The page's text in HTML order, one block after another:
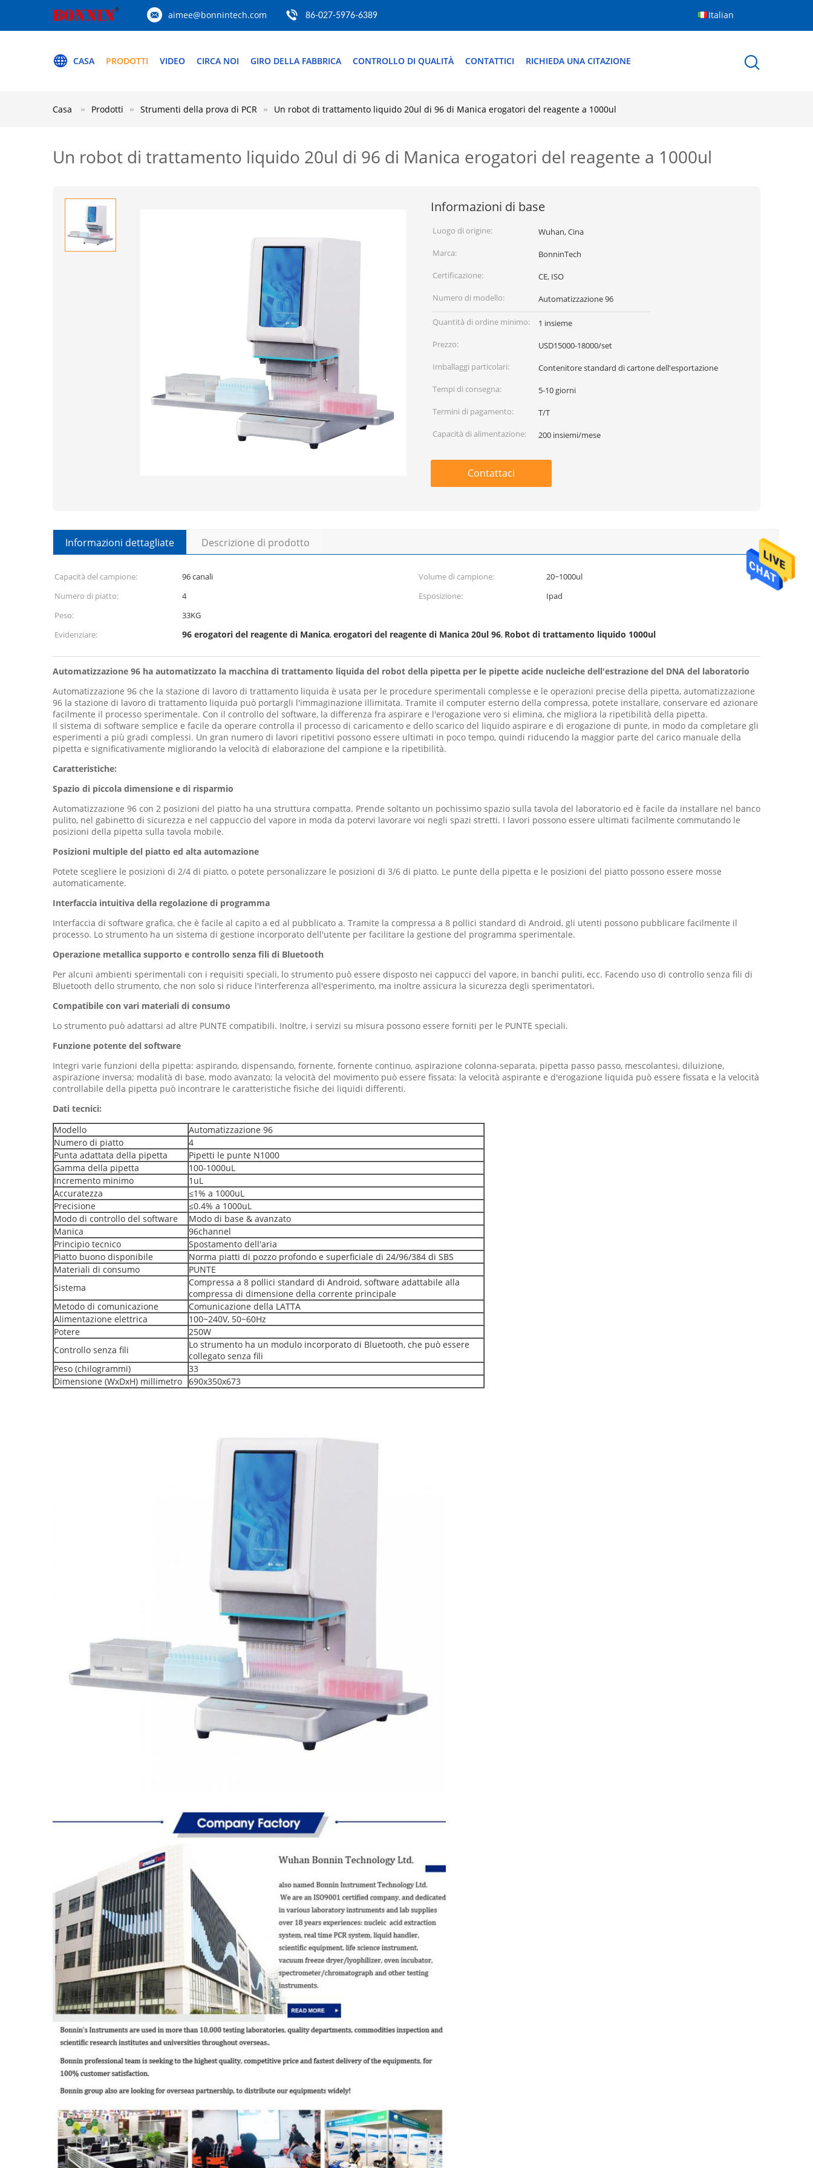
aimee@bonnintech.com 86-027-5976-6389 Italian
CASA PRODOTTI VIDEO CIRCA NOI GIRO DELLA FABBRICA CONTROLLO DI QUALITÀ CONTATTICI RICHIEDA UNA CITAZIONE
Casa Prodotti Strumenti della prova di PCR Un robot di trattamento liquido 20ul di 96 di Manica erogatori del reagente a 1000ul
Un robot di trattamento liquido 20ul di 96 di Manica erogatori del reagente a 1000ul
Informazioni di base
Luogo di origine:
Wuhan, Cina
Marca:
BonninTech
Certificazione:
CE, ISO
Numero di modello:
Automatizzazione 96
Quantità di ordine minimo:
1 insieme
Prezzo:
USD15000-18000/set
Imballaggi particolari:
Contenitore standard di cartone dell'esportazione
Tempi di consegna:
5-10 giorni
Termini di pagamento:
T/T
Capacità di alimentazione:
200 insiemi/mese
Contattaci
Informazioni dettagliate Descrizione di prodotto
Capacità del campione: 96 canali Volume di campione:
20~1000ul
Numero di piatto:
4 Esposizione:
Ipad
Peso:
33KG
Evidenziare:
96 erogatori del reagente di Manica,erogatori del reagente di Manica 20ul 96, Robot di trattamento liquido 1000ul
Automatizzazione 96 ha automatizzato la macchina di trattamento liquida del robot della pipetta per le pipette acide nucleiche dell'estrazione del DNA del laboratorio
Automatizzazione 96 che la stazione di lavoro di trattamento liquida è usata per le procedure sperimentali complesse e le operazioni precise della pipetta, automatizzazione
96 la stazione di lavoro di trattamento liquida può portargli l'immaginazione illimitata. Tramite il computer esterno della compressa, potete installare, conservare ed azionare
facilmente il processo sperimentale. Con il controllo del software, la differenza fra aspirare e l'erogazione vero si elimina, che migliora la ripetibilità della pipetta.
Il sistema di software semplice e facile da operare controlla il processo di caricamento e dello scarico del liquido aspirare e di erogazione di punte, in modo da completare gli
esperimenti a più gradi complessi. Un gran numero di lavori ripetitivi possono essere ultimati in poco tempo, quindi riducendo la maggior parte del carico manuale della
pipetta e significativamente migliorando la velocità di elaborazione del campione e la ripetibilità.
Caratteristiche:
Spazio di piccola dimensione e di risparmio
Automatizzazione 96 con 2 posizioni del piatto ha una struttura compatta. Prende soltanto un pochissimo spazio sulla tavola del laboratorio ed è facile da installare nel banco
pulito, nel gabinetto di sicurezza e nel cappuccio del vapore in moda da potervi lavorare voi negli spazi stretti. I lavori possono essere ultimati facilmente commutando le
posizioni della pipetta sulla tavola mobile.
Posizioni multiple del piatto ed alta automazione
Potete scegliere le posizioni di 2/4 di piatto, o potete personalizzare le posizioni di 3/6 di piatto. Le punte della pipetta e le posizioni del piatto possono essere mosse
automaticamente.
Interfaccia intuitiva della regolazione di programma
Interfaccia di software grafica, che è facile al capito a ed al pubblicato a. Tramite la compressa a 8 pollici standard di Android, gli utenti possono pubblicare facilmente il
processo. Lo strumento ha un sistema di gestione incorporato dell'utente per facilitare la gestione del programma sperimentale.
Operazione metallica supporto e controllo senza fili di Bluetooth
Per alcuni ambienti sperimentali con i requisiti speciali, lo strumento può essere disposto nei cappucci del vapore, in banchi puliti, ecc. Facendo uso di controllo senza fili di
Bluetooth dello strumento, che non solo si riduce l'interferenza all'esperimento, ma inoltre assicura la sicurezza degli sperimentatori.
Compatibile con vari materiali di consumo
Lo strumento può adattarsi ad altre PUNTE compatibili. Inoltre, i servizi su misura possono essere forniti per le PUNTE speciali.
Funzione potente del software
Integri varie funzioni della pipetta: aspirando, dispensando, fornente, fornente continuo, aspirazione colonna-separata, pipetta passo passo, mescolantesi, diluizione,
aspirazione inversa; modalità di base, modo avanzato; la velocità del movimento può essere fissata: la velocità aspirante e d'erogazione liquida può essere fissata e la velocità
controllabile della pipetta può incontrare le caratteristiche fisiche dei liquidi differenti.
Dati tecnici:
Modello
Automatizzazione 96
Numero di piatto
4
Punta adattata della pipetta
Pipetti le punte N1000
Gamma della pipetta
100-1000uL
Incremento minimo
1uL
Accuratezza
≤1% a 1000uL
Precisione
≤0.4% a 1000uL
Modo di controllo del software
Modo di base & avanzato
Manica
96channel
Principio tecnico
Spostamento dell'aria
Piatto buono disponibile
Norma piatti di pozzo profondo e superficiale di 24/96/384 di SBS
Materiali di consumo
PUNTE
Sistema
Compressa a 8 pollici standard di Android, software adattabile alla
compressa di dimensione della corrente principale
Metodo di comunicazione
Comunicazione della LATTA
Alimentazione elettrica
100~240V, 50~60Hz
Potere
250W
Controllo senza fili
Lo strumento ha un modulo incorporato di Bluetooth, che può essere
collegato senza fili
Peso (chilogrammi)
33
Dimensione (WxDxH) millimetro 690x350x673